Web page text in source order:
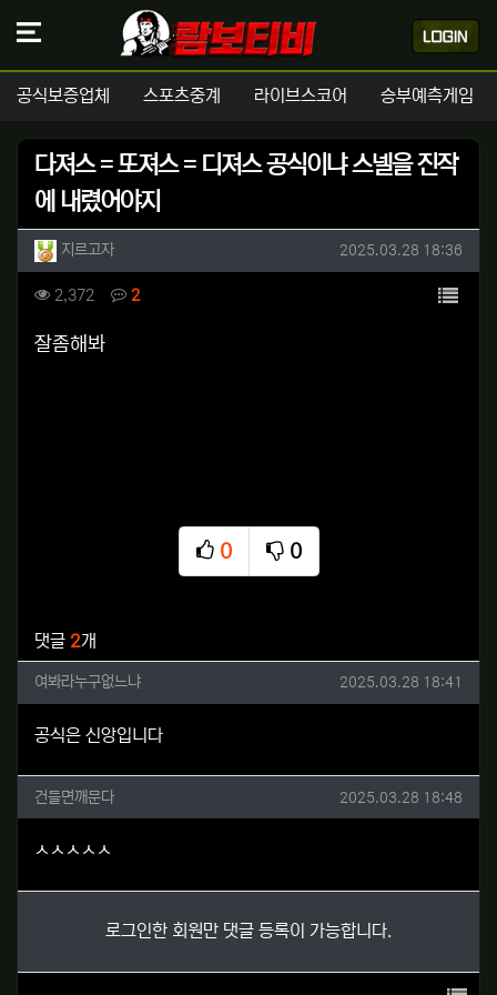
공식보증업체 스포츠중계 라이브스코어 승부예측게임
다져스 = 또져스 = 디져스 공식이냐 스넬을 진작
에 내렸어야지
작성자 정보
지르고자작성 작성일
2025.03.28 18:36
컨텐츠 정보
2,372 조회 2댓글 목록
본문
잘좀해봐
0
추천
0
비추천
댓글 2개
여봐라누구없느냐님의 댓글
여봐라누구없느냐 작성일
2025.03.28 18:41
공식은 신앙입니다
건들면깨문다님의 댓글
건들면깨문다 작성일
2025.03.28 18:48
ㅅㅅㅅㅅㅅ
로그인한 회원만 댓글 등록이 가능합니다.